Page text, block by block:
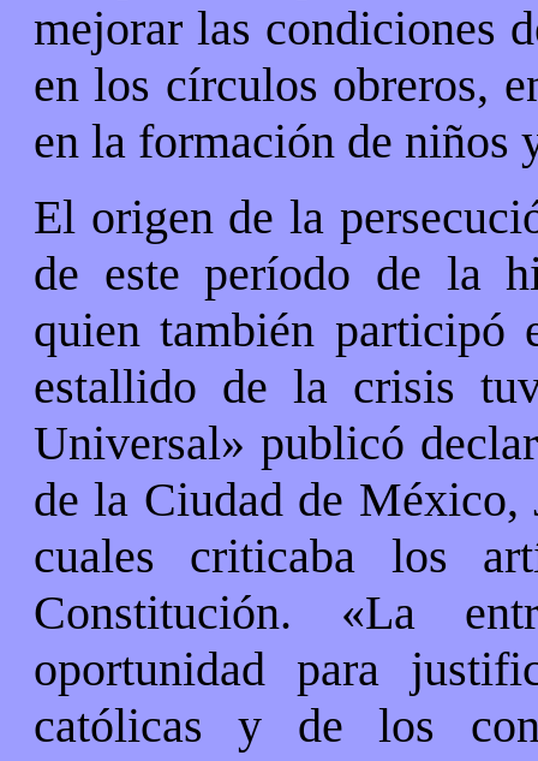
mejorar las condiciones
en los círculos obreros,
en la formación de niños
El origen de la
de este período de la
quien también participó
estallido de la crisis
Universal» publicó
de la Ciudad de
cuales criticaba los
Constitución. «La
oportunidad para
católicas y de los